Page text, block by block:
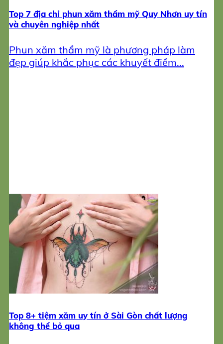
Top 7 địa chỉ phun xăm thẩm mỹ Quy Nhơn uy tín
và chuyên nghiệp nhất
Phun xăm thẩm mỹ là phương pháp làm
đẹp giúp khắc phục các khuyết điểm...
Top 8+ tiệm xăm uy tín ở Sài Gòn chất lượng
không thể bỏ qua